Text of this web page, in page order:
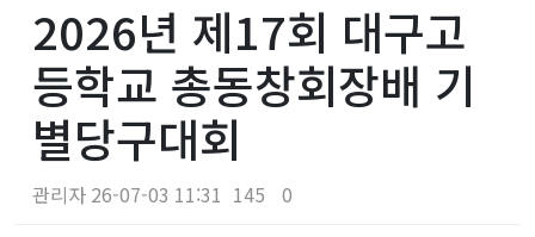
2026년 제17회 대구고
등학교 총동창회장배 기
별당구대회
관리자 26-07-03 11:31 145 0